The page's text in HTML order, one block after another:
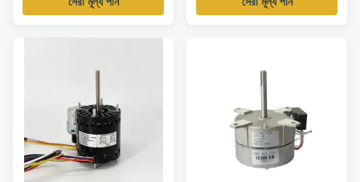
Class B Power Factor / Other
Voltage /V YZF-20-4B 20 60 ...
Class B Power Factor / Other
Speed /RPM Rated Current /A
Voltage /V TA40 25 60 1300 1...